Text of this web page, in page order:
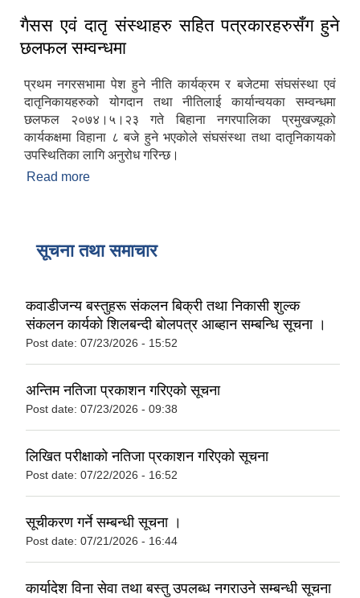
गैसस एवं दातृ संस्थाहरु सहित पत्रकारहरुसँग हुने
छलफल सम्वन्धमा
प्रथम नगरसभामा पेश हुने नीति कार्यक्रम र बजेटमा संघसंस्था एवं
दातृनिकायहरुको योगदान तथा नीतिलाई कार्यान्वयका सम्वन्धमा
छलफल २०७४।५।२३ गते बिहाना नगरपालिका प्रमुखज्यूको
कार्यकक्षमा विहाना ८ बजे हुने भएकोले संघसंस्था तथा दातृनिकायको
उपस्थितिका लागि अनुरोध गरिन्छ।
Read more
सूचना तथा समाचार
कवाडीजन्य बस्तुहरू संकलन बिक्री तथा निकासी शुल्क
संकलन कार्यकाे शिलबन्दी बाेलपत्र आब्हान सम्बन्धि सूचना ।
Post date: 07/23/2026 - 15:52
अन्तिम नतिजा प्रकाशन गरिएको सूचना
Post date: 07/23/2026 - 09:38
लिखित परीक्षाको नतिजा प्रकाशन गरिएको सूचना
Post date: 07/22/2026 - 16:52
सूचीकरण गर्ने सम्बन्धी सूचना ।
Post date: 07/21/2026 - 16:44
कार्यादेश विना सेवा तथा बस्तु उपलब्ध नगराउने सम्बन्धी सूचना